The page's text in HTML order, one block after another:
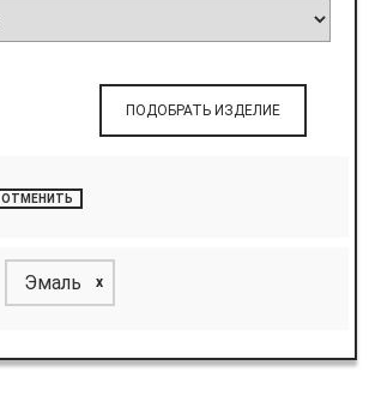
ПОДОБРАТЬ ИЗДЕЛИЕ
ОТМЕНИТЬ
Эмаль x